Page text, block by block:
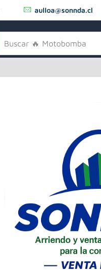
aulloa@sonnda.cl
Buscar 🔥 Cierra Circular